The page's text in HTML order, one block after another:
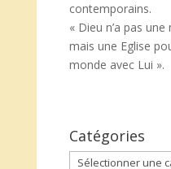
contemporains.
« Dieu n’a pas
mais une Eglise
monde avec Lui ».
Catégories
Catégories